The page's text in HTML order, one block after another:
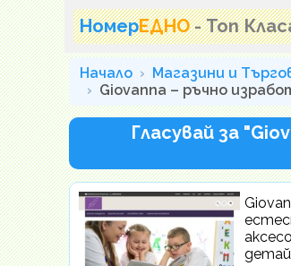
НомерЕДНО - Топ
Начало
Магазини и
Giovanna – ръчно
Гласувай за